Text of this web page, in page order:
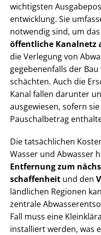
wichtigsten
ent­wick­lung. Sie
notwendig sind, um
öffentliche Kanalnetz
die Verlegung von
gegebenenfalls der
schäch­ten. Auch die
Kanal fallen darunter
ausgewiesen, sofern
Pauschalbetrag
Die tatsächlichen
Wasser und Abwasser
Entfernung zum
schaf­fen­heit und den
ländlichen Regionen
zentrale
Fall muss eine
installiert werden, was